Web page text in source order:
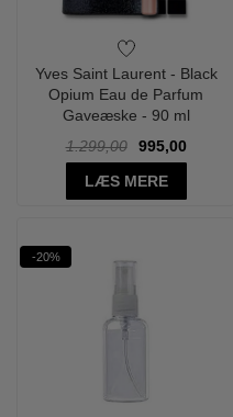
Yves Saint Laurent - Black
Opium Eau de Parfum
Gaveæske - 90 ml
1.299,00
995,00
LÆS MERE
-20%